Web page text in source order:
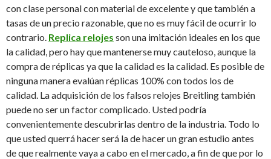
con clase personal con material de excelente y que también a
tasas de un precio razonable, que no es muy fácil de ocurrir lo
contrario. Replica relojes son una imitación ideales en los que
la calidad, pero hay que mantenerse muy cauteloso, aunque la
compra de réplicas ya que la calidad es la calidad. Es posible de
ninguna manera evalúan réplicas 100% con todos los de
calidad. La adquisición de los falsos relojes Breitling también
puede no ser un factor complicado. Usted podría
convenientemente descubrirlas dentro de la industria. Todo lo
que usted querrá hacer será la de hacer un gran estudio antes
de que realmente vaya a cabo en el mercado, a fin de que por lo